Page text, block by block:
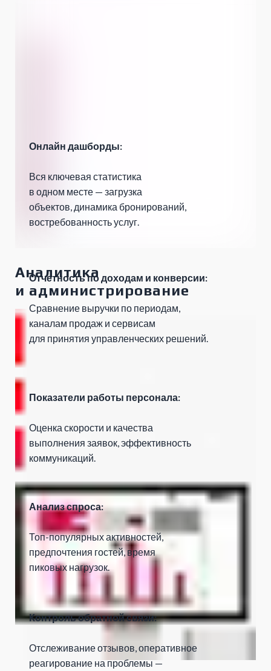
Контроль обратной связи:
Отслеживание отзывов, оперативное
реагирование на проблемы —
Анализ спроса:
Топ-популярных активностей,
предпочтения гостей, время
пиковых нагрузок.
Показатели работы персонала:
Оценка скорости и качества
выполнения заявок, эффективность
коммуникаций.
Отчетность по доходам и конверсии:
Сравнение выручки по периодам,
каналам продаж и сервисам
для принятия управленческих решений.
Онлайн дашборды:
Вся ключевая статистика
в одном месте — загрузка
объектов, динамика бронирований,
востребованность услуг.
Аналитика
и администрирование